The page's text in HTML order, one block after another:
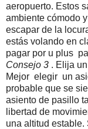
aeropuerto. Estos
ambiente cómodo
escapar de la
estás volando en
pagar por u plus
Consejo 3 . Elija
Mejor elegir un
probable que se
asiento de pasillo
libertad de
una altitud